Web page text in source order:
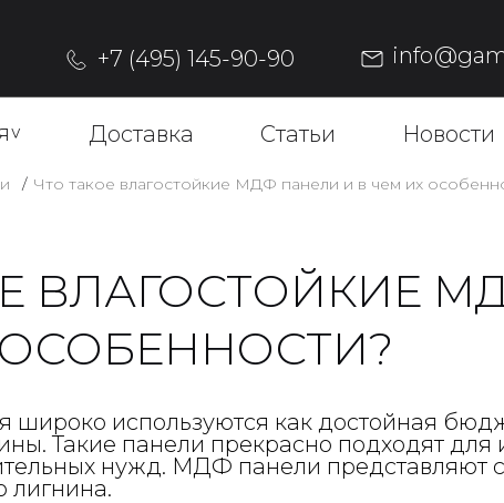
+7 (495) 145-90-90
^ Доставка Статьи Новости
Что такое влагостойкие МДФ панели и в чем их
ВЛАГОСТОЙКИЕ
используются как достойная
Такие панели прекрасно подходят для
нужд. МДФ панели представляют
лигнина.